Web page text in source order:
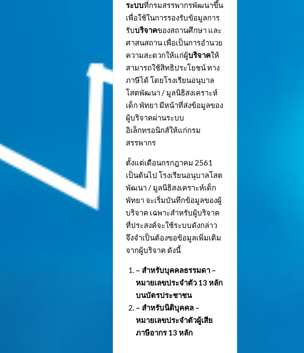
ระบบที่กรมสรรพากรพัฒนาขึ้น
เพื่อใช้ในการรองรับข้อมูลการ
รับบริจาคของสถานศึกษา และ
ศาสนสถาน เพื่อเป็นการอำนวย
ความสะดวกให้แก่ผู้บริจาคให้
สามารถใช้สิทธิประโยชน์ ทาง
ภาษีได้ โดยโรงเรียนอนุบาล
โสตพัฒนา / มูลนิธิสงเคราะห์
เด็ก พัทยา มีหน้าที่ส่งข้อมูลของ
ผู้บริจาคผ่านระบบ
อิเล็กทรอนิกส์ให้แก่กรม
สรรพากร
ตั้งแต่เดือนกรกฎาคม 2561
เป็นต้นไป โรงเรียนอนุบาลโสต
พัฒนา / มูลนิธิสงเคราะห์เด็ก
พัทยา จะเริ่มบันทึกข้อมูลของผู้
บริจาค เฉพาะสำหรับผู้บริจาค
ที่ประสงค์จะใช้ระบบดังกล่าว
จึงจำเป็นต้องขอข้อมูลเพิ่มเติม
จากผู้บริจาค ดังนี้
– สำหรับบุคคลธรรมดา –
หมายเลขประจำตัว 13 หลัก
บนบัตรประชาชน
– สำหรับนิติบุคคล –
หมายเลขประจำตัวผู้เสีย
ภาษีอากร 13 หลัก